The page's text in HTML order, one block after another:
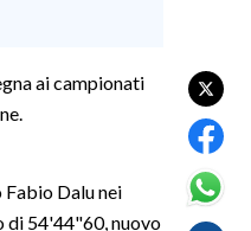
ai campionati
Dalu nei
di 54'44"60, nuovo